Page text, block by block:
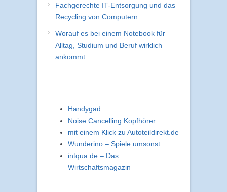
Fachgerechte IT-Entsorgung und das
Recycling von Computern
Worauf es bei einem Notebook für
Alltag, Studium und Beruf wirklich
ankommt
Handygad
Noise Cancelling Kopfhörer
mit einem Klick zu Autoteildirekt.de
Wunderino – Spiele umsonst
intqua.de – Das
Wirtschaftsmagazin